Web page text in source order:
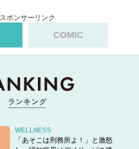
スポンサーリンク
COMIC
WELLNESS
「あそこは刑務所よ！」と激怒